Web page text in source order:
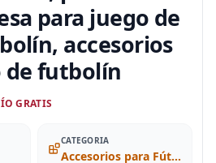
para juego de
accesorios
de futbolín
GRATIS
CATEGORIA
Accesorios para Fútbol de Mesa